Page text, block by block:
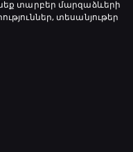
տարբեր մարզաձևերի
տեսանյութեր